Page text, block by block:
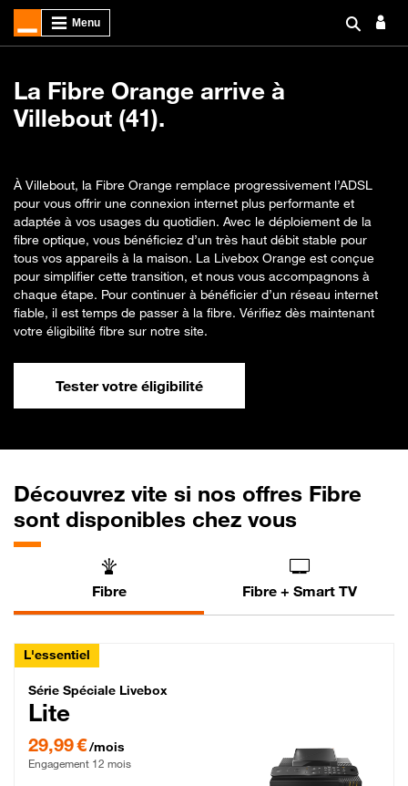
La Fibre Orange arrive à
Villebout (41).
À Villebout, la Fibre Orange remplace progressivement l’ADSL
pour vous offrir une connexion internet plus performante et
adaptée à vos usages du quotidien. Avec le déploiement de la
fibre optique, vous bénéficiez d’un très haut débit stable pour
tous vos appareils à la maison. La Livebox Orange est conçue
pour simplifier cette transition, et nous vous accompagnons à
chaque étape. Pour continuer à bénéficier d’un réseau internet
fiable, il est temps de passer à la fibre. Vérifiez dès maintenant
votre éligibilité fibre sur notre site.
Tester votre éligibilité
Découvrez vite si nos offres Fibre
sont disponibles chez vous
Fibre Fibre + Smart TV
L'essentiel
Série Spéciale Livebox Lite Fibre
Série Spéciale Livebox
Lite
29,99 €/mois
Engagement 12 mois